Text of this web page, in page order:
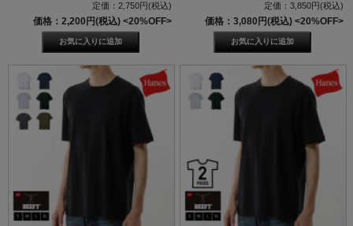
定価：2,750円(税込)
価格：2,200円(税込) <20%OFF>
定価：3,850円(税込)
価格：3,080円(税込) <20%OFF>